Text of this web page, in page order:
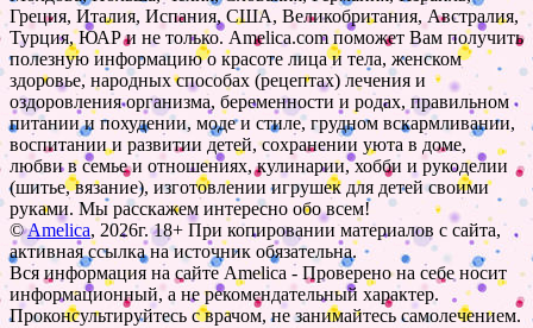
Греция, Италия, Испания, США, Великобритания, Австралия,
Турция, ЮАР и не только. Amelica.com поможет Вам получить
полезную информацию о красоте лица и тела, женском
здоровье, народных способах (рецептах) лечения и
оздоровления организма, беременности и родах, правильном
питании и похудении, моде и стиле, грудном вскармливании,
воспитании и развитии детей, сохранении уюта в доме,
любви в семье и отношениях, кулинарии, хобби и рукоделии
(шитье, вязание), изготовлении игрушек для детей своими
руками. Мы расскажем интересно обо всем!
©Amelica, 2026г. 18+ При копировании материалов с сайта,
активная ссылка на источник обязательна.
Вся информация на сайте Amelica - Проверено на себе носит
информационный, а не рекомендательный характер.
Проконсультируйтесь с врачом, не занимайтесь самолечением.